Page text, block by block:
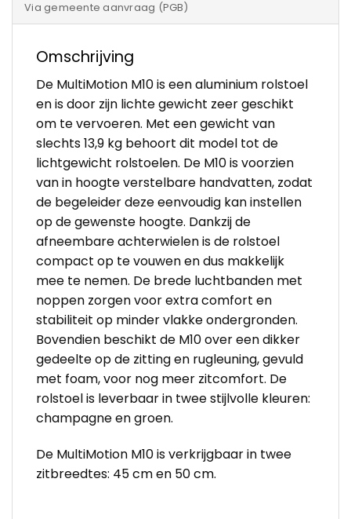
Via gemeente aanvraag (PGB)
Omschrijving
De MultiMotion M10 is een aluminium rolstoel
en is door zijn lichte gewicht zeer geschikt
om te vervoeren. Met een gewicht van
slechts 13,9 kg behoort dit model tot de
lichtgewicht rolstoelen. De M10 is voorzien
van in hoogte verstelbare handvatten, zodat
de begeleider deze eenvoudig kan instellen
op de gewenste hoogte. Dankzij de
afneembare achterwielen is de rolstoel
compact op te vouwen en dus makkelijk
mee te nemen. De brede luchtbanden met
noppen zorgen voor extra comfort en
stabiliteit op minder vlakke ondergronden.
Bovendien beschikt de M10 over een dikker
gedeelte op de zitting en rugleuning, gevuld
met foam, voor nog meer zitcomfort. De
rolstoel is leverbaar in twee stijlvolle kleuren:
champagne en groen.
De MultiMotion M10 is verkrijgbaar in twee
zitbreedtes: 45 cm en 50 cm.